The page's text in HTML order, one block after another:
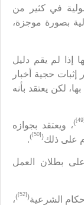
في كثير من
بصورة موجزة،
إذا لم يقم دليل
حجية أخبار
لكن يعتقد بأنه
)، ويعتقد بجوازه
على ذلك(
[50]
)
.
على بطلان العمل
(
[52]
)،